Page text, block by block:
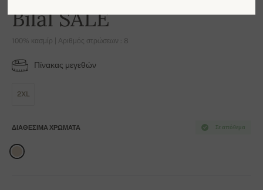
Bilal SALE
100% κασμίρ | Αριθμός στρώσεων : 8
Πίνακας μεγεθών
2XL
Σε απόθεμα
ΔΙΑΘΈΣΙΜΑ ΧΡΏΜΑΤΑ